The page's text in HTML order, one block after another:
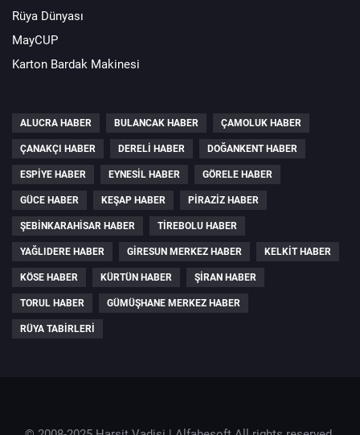
Rüya Dünyası
MayCUP
Karton Bardak Makinesi
ALUCRA HABER BULANCAK HABER ÇAMOLUK HABER
ÇANAKÇI HABER DERELI HABER DOĞANKENT HABER
ESPIYE HABER EYNESIL HABER GÖRELE HABER
GÜCE HABER KEŞAP HABER PIRAZIZ HABER
ŞEBINKARAHISAR HABER TIREBOLU HABER
YAĞLIDERE HABER GIRESUN MERKEZ HABER KELKIT HABER
KÖSE HABER KÜRTÜN HABER ŞIRAN HABER
TORUL HABER GÜMÜŞHANE MERKEZ HABER
RÜYA TABIRLERI